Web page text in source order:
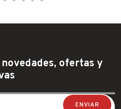
ofertas y